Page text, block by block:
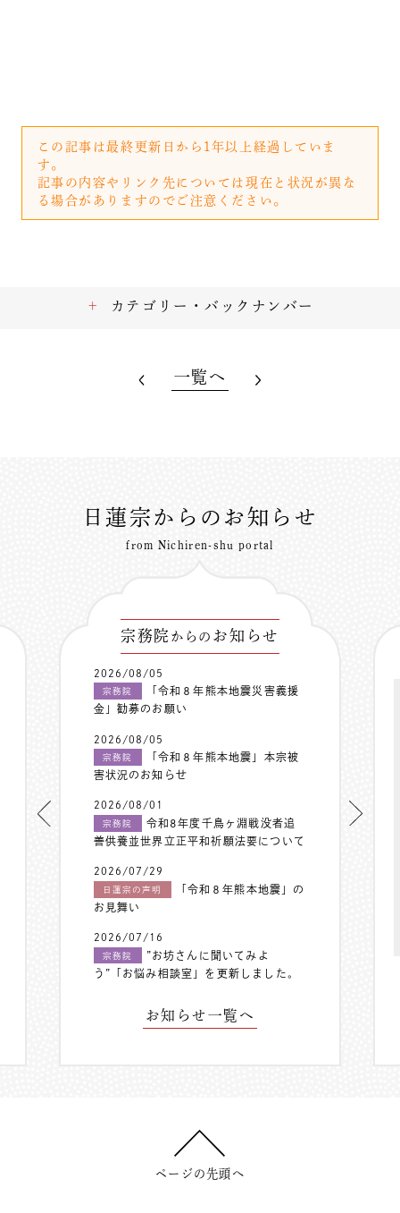
この記事は最終更新日から1年以上経過していま
す。
記事の内容やリンク先については現在と状況が異な
る場合がありますのでご注意ください。
カテゴリー・バックナンバー
一覧へ
日蓮宗からのお知らせ
from Nichiren-shu portal
宗務院 からの お知らせ
2026/08/05
宗務院
「令和８年熊本地震災害義援
金」勧募のお願い
2026/08/05
宗務院
「令和８年熊本地震」本宗被
害状況のお知らせ
2026/08/01
宗務院
令和8年度千鳥ヶ淵戦没者追
善供養並世界立正平和祈願法要について
2026/07/29
日蓮宗の声明
「令和８年熊本地震」の
お見舞い
2026/07/16
宗務院
”お坊さんに聞いてみよ
う”「お悩み相談室」を更新しました。
お知らせ一覧へ
ページの先頭へ